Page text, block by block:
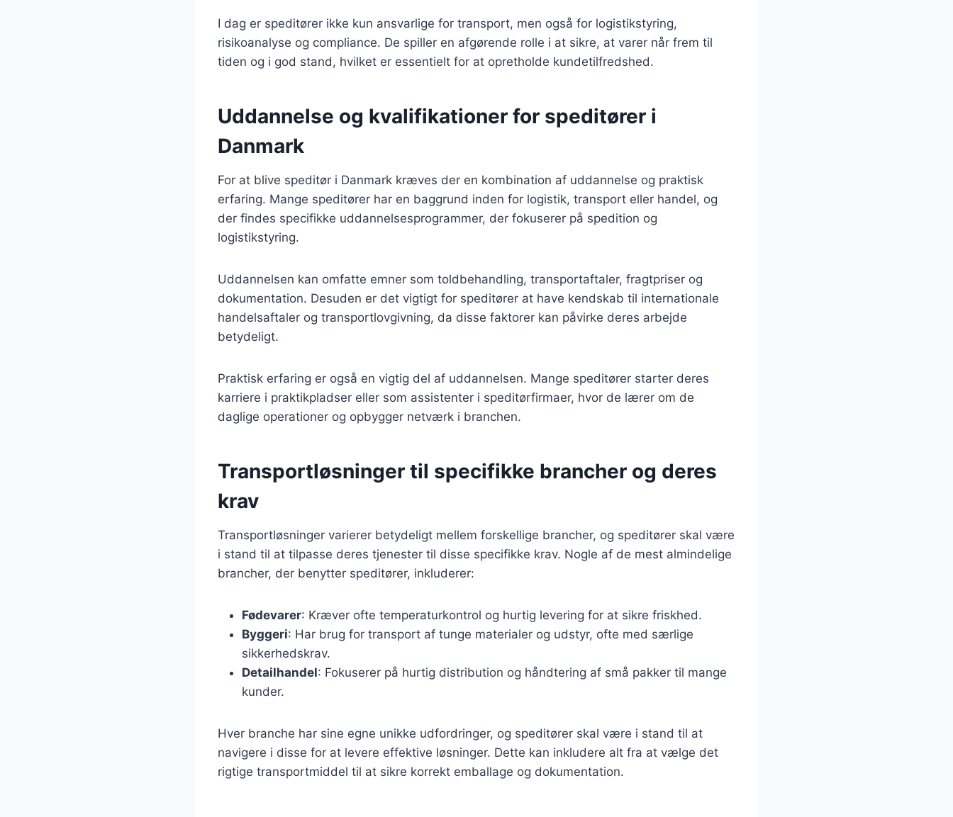
I dag er speditører ikke kun ansvarlige for transport, men også for logistikstyring,
risikoanalyse og compliance. De spiller en afgørende rolle i at sikre, at varer når frem til
tiden og i god stand, hvilket er essentielt for at opretholde kundetilfredshed.
Uddannelse og kvalifikationer for speditører i
Danmark
For at blive speditør i Danmark kræves der en kombination af uddannelse og praktisk
erfaring. Mange speditører har en baggrund inden for logistik, transport eller handel, og
der findes specifikke uddannelsesprogrammer, der fokuserer på spedition og
logistikstyring.
Uddannelsen kan omfatte emner som toldbehandling, transportaftaler, fragtpriser og
dokumentation. Desuden er det vigtigt for speditører at have kendskab til internationale
handelsaftaler og transportlovgivning, da disse faktorer kan påvirke deres arbejde
betydeligt.
Praktisk erfaring er også en vigtig del af uddannelsen. Mange speditører starter deres
karriere i praktikpladser eller som assistenter i speditørfirmaer, hvor de lærer om de
daglige operationer og opbygger netværk i branchen.
Transportløsninger til specifikke brancher og deres
krav
Transportløsninger varierer betydeligt mellem forskellige brancher, og speditører skal være
i stand til at tilpasse deres tjenester til disse specifikke krav. Nogle af de mest almindelige
brancher, der benytter speditører, inkluderer:
Fødevarer: Kræver ofte temperaturkontrol og hurtig levering for at sikre friskhed.
Byggeri: Har brug for transport af tunge materialer og udstyr, ofte med særlige
sikkerhedskrav.
Detailhandel: Fokuserer på hurtig distribution og håndtering af små pakker til mange
kunder.
Hver branche har sine egne unikke udfordringer, og speditører skal være i stand til at
navigere i disse for at levere effektive løsninger. Dette kan inkludere alt fra at vælge det
rigtige transportmiddel til at sikre korrekt emballage og dokumentation.